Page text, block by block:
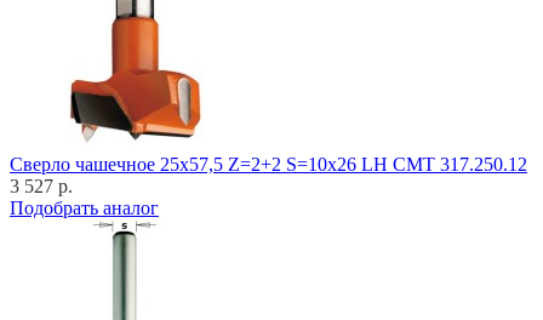
Cверло чашечное 25x57,5 Z=2+2 S=10x26 LH CMT 317.250.12
3 527 р.
Подобрать аналог